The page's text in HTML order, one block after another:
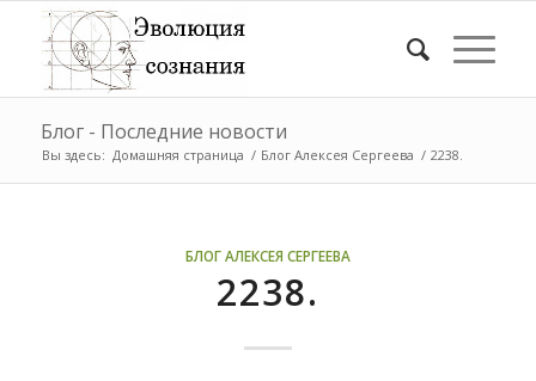
Блог - Последние новости
Вы здесь: Домашняя страница / Блог Алексея Сергеева / 2238.
БЛОГ АЛЕКСЕЯ СЕРГЕЕВА
2238.